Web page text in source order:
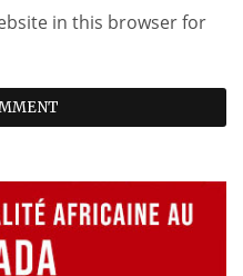
in this browser for